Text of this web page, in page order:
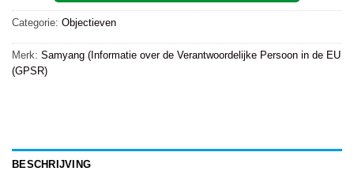
Categorie: Objectieven
Merk: Samyang (Informatie over de Verantwoordelijke Persoon in de EU
(GPSR)
BESCHRIJVING